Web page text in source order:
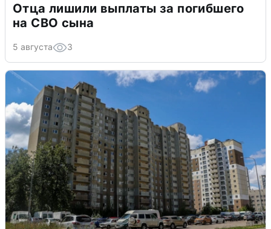
Отца лишили выплаты за погибшего
на СВО сына
5 августа 3